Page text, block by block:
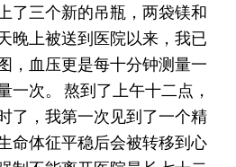
了三个新的吊瓶，两袋镁和
晚上被送到医院以来，我已
，血压更是每十分钟测量一
一次。 熬到了上午十二点，
了，我第一次见到了一个精
命体征平稳后会被转移到心